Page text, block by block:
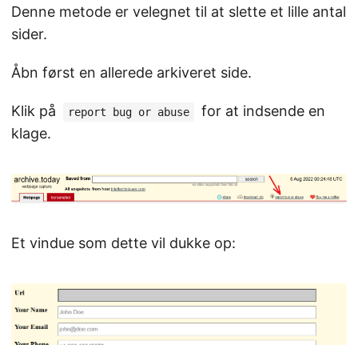
Denne metode er velegnet til at slette et lille antal
sider.
Åbn først en allerede arkiveret side.
Klik på report bug or abuse
for at indsende en
klage.
Et vindue som dette vil dukke op: